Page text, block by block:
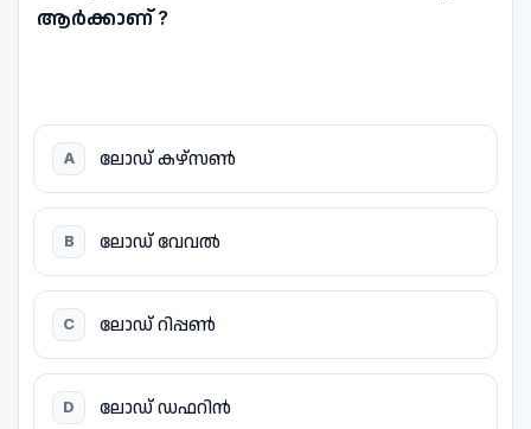
ആർക്കാണ് ?
A ലോഡ് കഴ്സൺ
B ലോഡ് വേവൽ
C ലോഡ് റിപ്പൺ
D ലോഡ് ഡഫറിൻ